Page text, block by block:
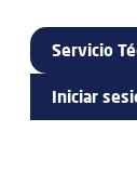
Servicio
Iniciar